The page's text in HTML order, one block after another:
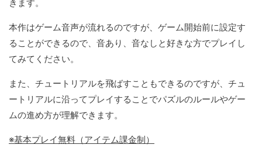
きます。
本作はゲーム音声が流れるのですが、ゲーム開始前に設定す
ることができるので、音あり、音なしと好きな方でプレイし
てみてください。
また、チュートリアルを飛ばすこともできるのですが、チュ
ートリアルに沿ってプレイすることでパズルのルールやゲー
ムの進め方が理解できます。
※基本プレイ無料（アイテム課金制）